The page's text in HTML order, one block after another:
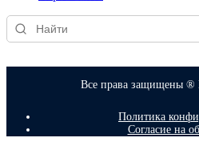
Все права защищены ®
Политика
Согласие на